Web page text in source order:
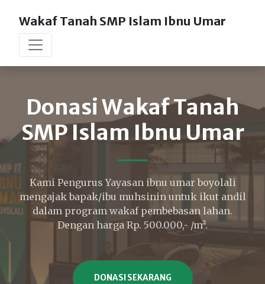
Wakaf Tanah SMP Islam Ibnu Umar
Donasi Wakaf Tanah
SMP Islam Ibnu Umar
Kami Pengurus Yayasan ibnu umar boyolali
mengajak bapak/ibu muhsinin untuk ikut andil
dalam program wakaf pembebasan lahan.
Dengan harga Rp. 500.000,- /m².
DONASI SEKARANG